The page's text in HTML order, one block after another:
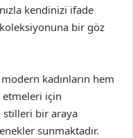
kendinizi ifade
koleksiyonuna bir göz
kadınların hem
etmeleri için
stilleri bir araya
sunmaktadır.